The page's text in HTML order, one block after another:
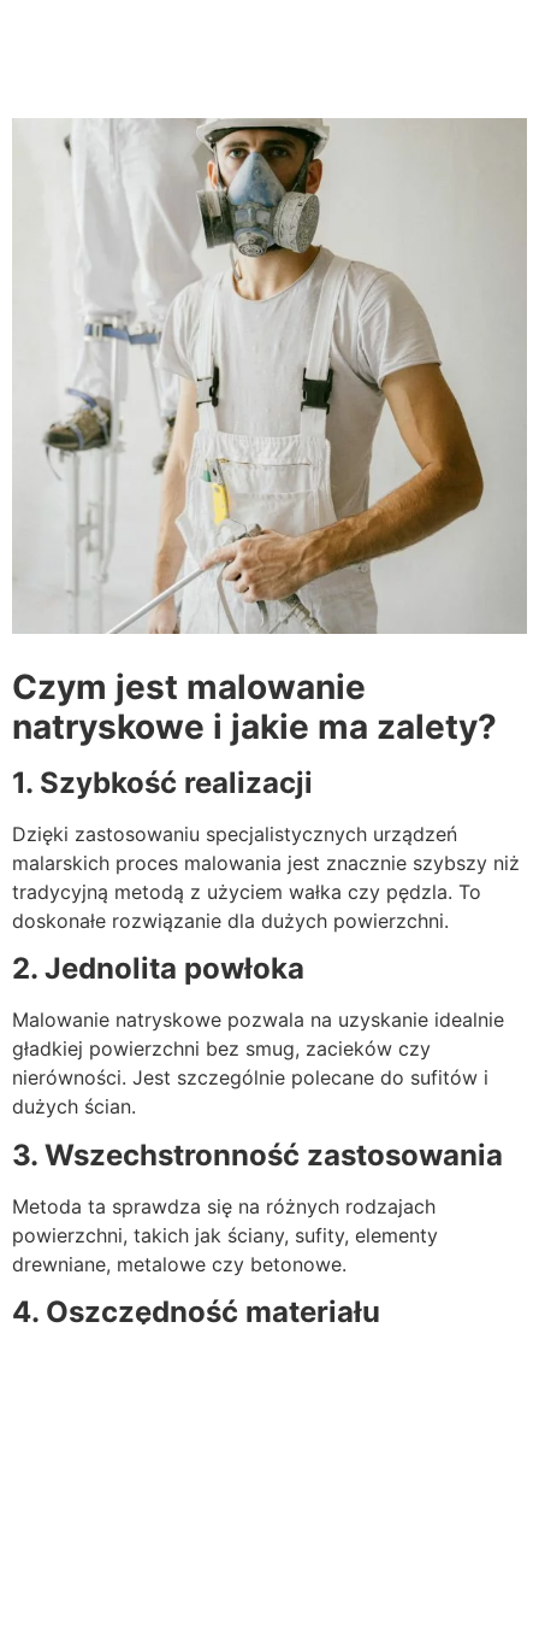
Czym jest malowanie
natryskowe i jakie ma zalety?
1. Szybkość realizacji
Dzięki zastosowaniu specjalistycznych urządzeń
malarskich proces malowania jest znacznie szybszy niż
tradycyjną metodą z użyciem wałka czy pędzla. To
doskonałe rozwiązanie dla dużych powierzchni.
2. Jednolita powłoka
Malowanie natryskowe pozwala na uzyskanie idealnie
gładkiej powierzchni bez smug, zacieków czy
nierówności. Jest szczególnie polecane do sufitów i
dużych ścian.
3. Wszechstronność zastosowania
Metoda ta sprawdza się na różnych rodzajach
powierzchni, takich jak ściany, sufity, elementy
drewniane, metalowe czy betonowe.
4. Oszczędność materiału